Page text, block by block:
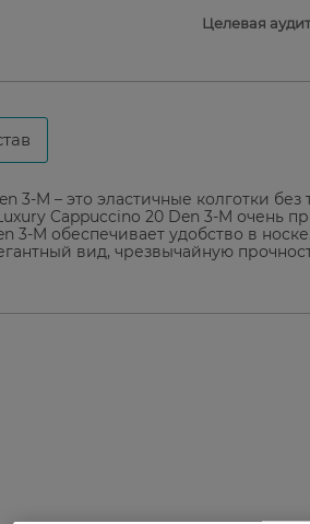
Целевая
3-M – это эластичные колготки
Cappuccino 20 Den 3-M очень
3-M обеспечивает удобство в
вид, чрезвычайную